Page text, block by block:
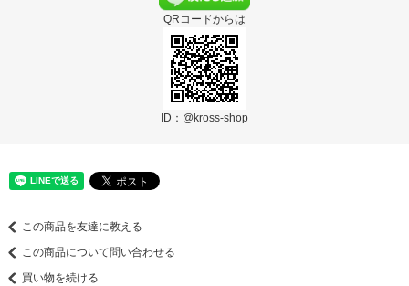
QRコードからは
ID：@kross-shop
この商品を友達に教える
この商品について問い合わせる
買い物を続ける